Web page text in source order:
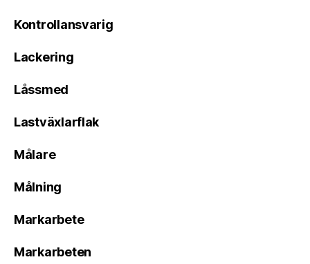
Kontrollansvarig
Lackering
Låssmed
Lastväxlarflak
Målare
Målning
Markarbete
Markarbeten